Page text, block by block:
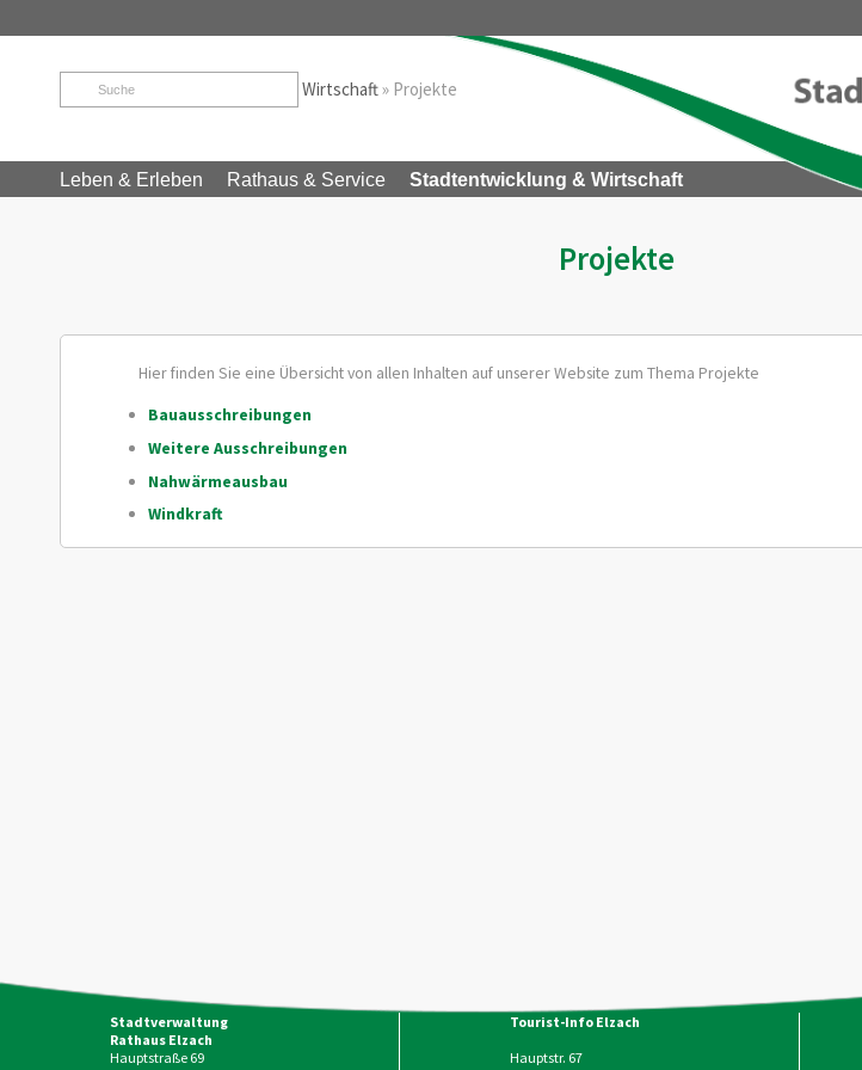
Startseite Stadtentwicklung & Wirtschaft» Projekte
Leben & Erleben Rathaus & Service Stadtentwicklung & Wirtschaft
Projekte
Hier finden Sie eine Übersicht von allen Inhalten auf unserer Website zum Thema Projekte
Bauausschreibungen
Weitere Ausschreibungen
Nahwärmeausbau
Windkraft
Stadtverwaltung
Rathaus Elzach
Hauptstraße 69
Tourist-Info Elzach
Hauptstr. 67